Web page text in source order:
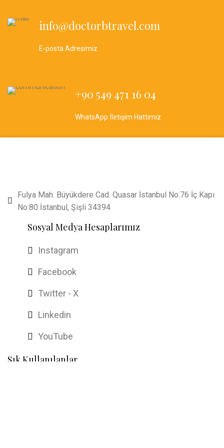
info@doctorbtravel.com
E-posta Adresimiz
+90 549 471 16 04
WhatsApp İletişim Hattımız
Fulya Mah. Büyükdere Cad. Quasar İstanbul No:76 İç Kapı
No:80 İstanbul, Şişli 34394
Sosyal Medya Hesaplarımız
Instagram
Facebook
Twitter - X
Linkedin
YouTube
Sık Kullanılanlar